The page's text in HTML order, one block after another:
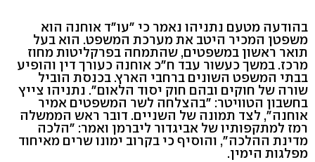
בהודעה מטעם נתניהו נאמר כי "עו"ד אוחנה הוא
משפטן המכיר היטב את מערכת המשפט. הוא בעל
תואר ראשון במשפטים, שהתמחה בפרקליטות מחוז
מרכז. במשך כעשור עבד ח"כ אוחנה כעורך דין והופיע
בבתי המשפט השונים ברחבי הארץ. בכנסת הוביל
שורה של חוקים ובהם חוק יסוד הלאום". נתניהו צייץ
בחשבון הטוויטר: "בהצלחה לשר המשפטים אמיר
אוחנה", לצד תמונה של השניים. דובר ראש הממשלה
רמז למתקפותיו של אביגדור ליברמן ואמר: "הלכה
מדינת ההלכה", והוסיף כי בקרוב ימונו שרים מאיחוד
מפלגות הימין.